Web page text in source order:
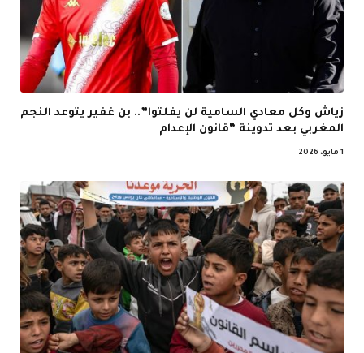
زياش وكل معادي السامية لن يفلتوا”.. بن غفير يتوعد النجم
المغربي بعد تدوينة “قانون الإعدام
1 مايو، 2026